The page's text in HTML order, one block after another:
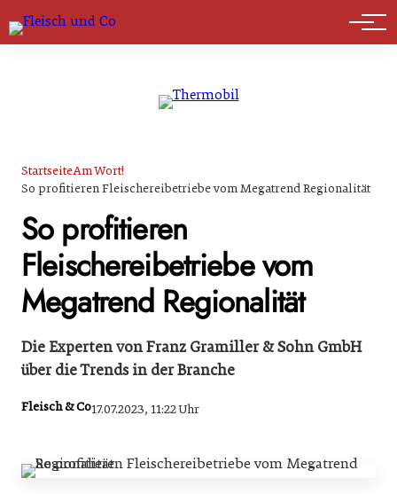
Marktführer
StartseiteAm Wort!
So profitieren Fleischereibetriebe vom Megatrend Regionalität
So profitieren
Fleischereibetriebe vom
Megatrend Regionalität
Die Experten von Franz Gramiller & Sohn GmbH
über die Trends in der Branche
Fleisch & Co17.07.2023, 11:22 Uhr